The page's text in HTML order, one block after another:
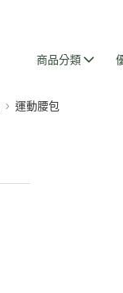
商品分類
運動腰包